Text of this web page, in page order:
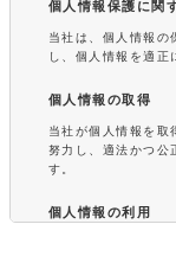
個人情報保護に関
当社は、個人情報の
し、個人情報を適正
個人情報の取得
当社が個人情報を取
努力し、適法かつ公
す。
個人情報の利用